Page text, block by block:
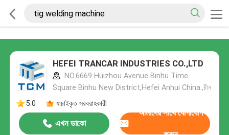
HEFEI TRANCAR INDUSTRIES CO.,LTD
NO.6669 Huizhou Avenue Binhu Time
Square Binhu New District,Hefei Anhui China.,চীন
5.0
যাচাইকৃত সরবরাহকারী
এখন ডাকো
আমাদের সাথে যোগাযোগ